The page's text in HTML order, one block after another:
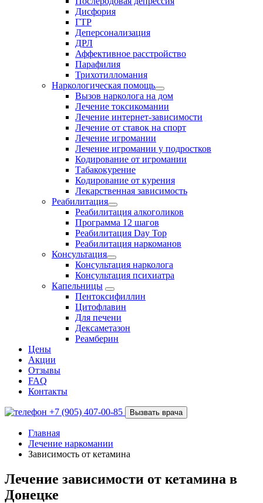
Дисфория
ГТР
Деперсонализация
ДРЛ
Аффективное расстройство
Парафилия
Трихотилломания
Наркологическая помощь
Вызов нарколога на дом
Лечение токсикомании
Лечение интернет-зависимости
Лечение от ставок на спорт
Лечение игромании
Лечение игромании у подростков
Кодирование от игромании
Табакокурение
Кодирование от курения
Лекарственная зависимость
Реабилитация
Реабилитация алкоголиков
Программа 12 шагов
Реабилитация Day Top
Реабилитация наркоманов
Консультация
Консультация нарколога
Консультация психиатра
Капельницы
Пентоксифиллин
Цитофлавин
Для печени
Дексаметазон
Реамберин
Цены
Акции
Отзывы
FAQ
Контакты
+7 (905) 407-00-85 Вызвать врача
Главная
Лечение наркомании
Зависимость от кетамина
Лечение зависимости от кетамина в
Донецке